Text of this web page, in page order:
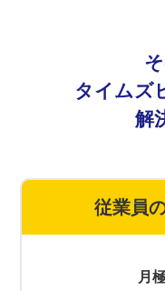
タイムズ
解
従業員
月